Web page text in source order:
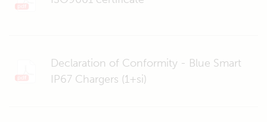
Declaration of Conformity - Blue Smart
IP67 Chargers (1+si)